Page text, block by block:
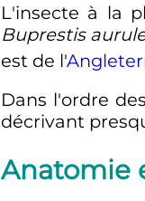
L'insecte à la
Buprestis
est de l'
Dans l'ordre
décrivant
Anatomie